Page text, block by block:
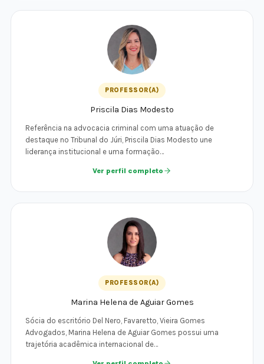
PROFESSOR(A)
Priscila Dias Modesto
Referência na advocacia criminal com uma atuação de
destaque no Tribunal do Júri, Priscila Dias Modesto une
liderança institucional e uma formação…
Ver perfil completo
PROFESSOR(A)
Marina Helena de Aguiar Gomes
Sócia do escritório Del Nero, Favaretto, Vieira Gomes
Advogados, Marina Helena de Aguiar Gomes possui uma
trajetória acadêmica internacional de…